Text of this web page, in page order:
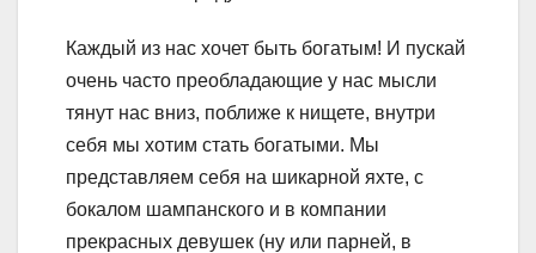
Каждый из нас хочет быть богатым! И пускай
очень часто преобладающие у нас мысли
тянут нас вниз, поближе к нищете, внутри
себя мы хотим стать богатыми. Мы
представляем себя на шикарной яхте, с
бокалом шампанского и в компании
прекрасных девушек (ну или парней, в